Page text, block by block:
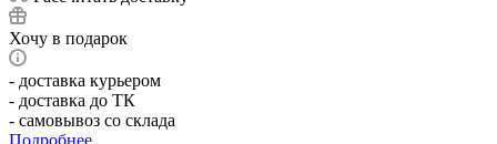
Хочу в подарок
- доставка курьером
- доставка до ТК
- самовывоз со склада
Подробнее